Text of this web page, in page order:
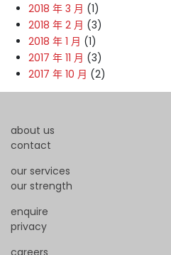
2018 年 3 月 (1)
2018 年 2 月 (3)
2018 年 1 月 (1)
2017 年 11 月 (3)
2017 年 10 月 (2)
about us
contact
our services
our strength
enquire
privacy
careers